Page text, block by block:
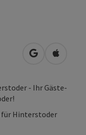
in Google
in
- Ihr Gäste-
für Hinterstoder